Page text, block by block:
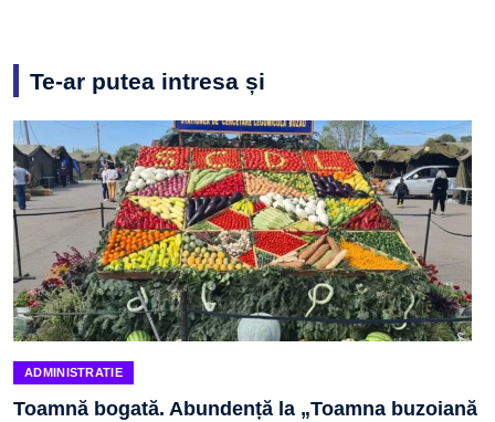
Te-ar putea intresa și
ADMINISTRATIE
Toamnă bogată. Abundență la „Toamna buzoiană